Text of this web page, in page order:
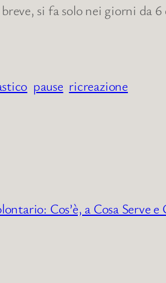
si fa solo nei giorni da 6
pause ricreazione
Cos’è, a Cosa Serve